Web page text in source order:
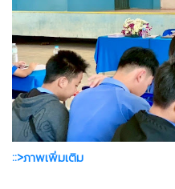
::>ภาพเพิ่มเติม